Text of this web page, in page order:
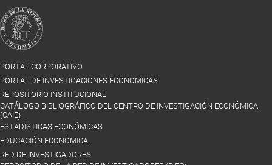
PORTAL CORPORATIVO
PORTAL DE INVESTIGACIONES ECONÓMICAS
REPOSITORIO INSTITUCIONAL
CATÁLOGO BIBLIOGRÁFICO DEL CENTRO DE INVESTIGACIÓN ECONÓMICA
(CAIE)
ESTADÍSTICAS ECONÓMICAS
EDUCACIÓN ECONÓMICA
RED DE INVESTIGADORES